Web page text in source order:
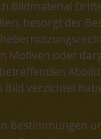
Bildmaterial
besorgt der
Motiven oder
verzichtet
Bestimmungen